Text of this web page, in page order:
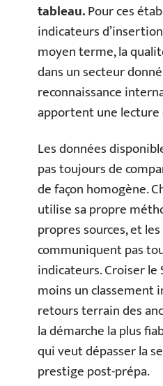
tableau.Pour ces
indicateurs
moyen terme, la
dans un secteur
reconnaissance
apportent une
Les données
pas toujours de
de façon homogène.
utilise sa propre
propres sources, et
communiquent pas
indicateurs. Croiser le
moins un classement
retours terrain des
la démarche la plus
qui veut dépasser la
prestige post-prépa.